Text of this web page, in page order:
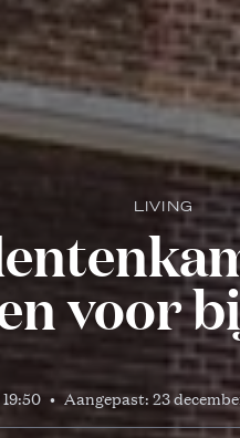
LIVING
voor
• Aangepast: 23